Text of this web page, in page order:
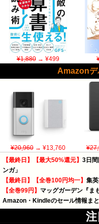
¥1,880→ ¥499
Amazonデ
¥20,960→ ¥13,760
【最終日】【最大50%還元】 3日
ンガ」
【最終日】【全巻100円均一】 集
【全巻99円】 マッグガーデン『ま
Amazon・Kindleのセール情報ま